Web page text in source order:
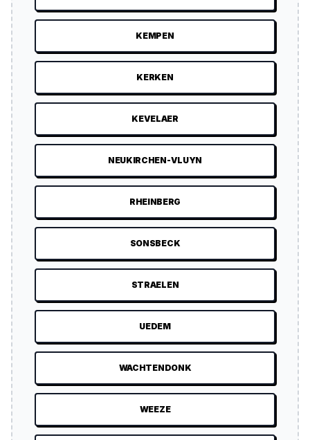
KEMPEN
KERKEN
KEVELAER
NEUKIRCHEN-VLUYN
RHEINBERG
SONSBECK
STRAELEN
UEDEM
WACHTENDONK
WEEZE